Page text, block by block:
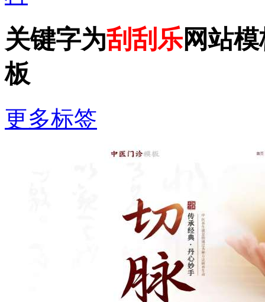
关键字为刮刮乐网站
板
更多标签